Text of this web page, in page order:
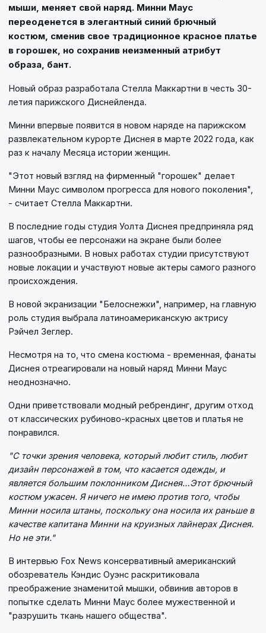
мыши, меняет свой наряд. Минни Маус
переоденется в элегантный синий брючный
костюм, сменив свое традиционное красное платье
в горошек, но сохранив неизменный атрибут
образа, бант.
Новый образ разработала Стелла Маккартни в честь 30-
летия парижского Диснейленда.
Минни впервые появится в новом наряде на парижском
развлекательном курорте Диснея в марте 2022 года, как
раз к началу Месяца истории женщин.
"Этот новый взгляд на фирменный "горошек" делает
Минни Маус символом прогресса для нового поколения",
- считает Стелла Маккартни.
В последние годы студия Уолта Диснея предприняла ряд
шагов, чтобы ее персонажи на экране были более
разнообразными. В новых работах студии присутствуют
новые локации и участвуют новые актеры самого разного
происхождения.
В новой экранизации "Белоснежки", например, на главную
роль студия выбрала латиноамериканскую актрису
Рэйчел Зеглер.
Несмотря на то, что смена костюма - временная, фанаты
Диснея отреагировали на новый наряд Минни Маус
неоднозначно.
Одни приветствовали модный ребрендинг, другим отход
от классических рубиново-красных цветов и платья не
понравился.
"С точки зрения человека, который любит стиль, любит
дизайн персонажей в том, что касается одежды, и
является большим поклонником Диснея…Этот брючный
костюм ужасен. Я ничего не имею против того, чтобы
Минни носила штаны, поскольку она носила их раньше в
качестве капитана Минни на круизных лайнерах Диснея.
Но не эти."
В интервью Fox News консервативный американский
обозреватель Кэндис Оуэнс раскритиковала
преображение знаменитой мышки, обвинив авторов в
попытке сделать Минни Маус более мужественной и
"разрушить ткань нашего общества".